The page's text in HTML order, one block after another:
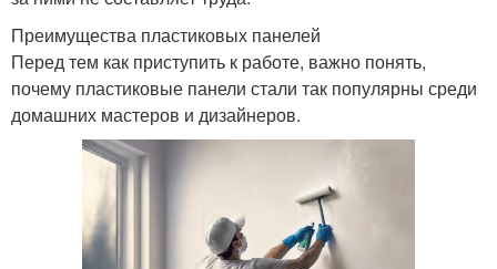
Преимущества пластиковых панелей
Перед тем как приступить к работе, важно понять,
почему пластиковые панели стали так популярны среди
домашних мастеров и дизайнеров.